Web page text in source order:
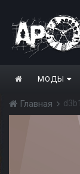
МОДЫ
Главная